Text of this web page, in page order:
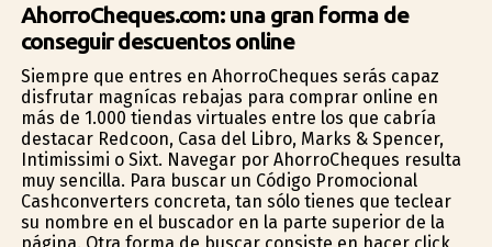
AhorroCheques.com: una gran forma de
conseguir descuentos online
Siempre que entres en AhorroCheques serás capaz
disfrutar magníficas rebajas para comprar online en
más de 1.000 tiendas virtuales entre los que cabría
destacar Redcoon, Casa del Libro, Marks & Spencer,
Intimissimi o Sixt. Navegar por AhorroCheques resulta
muy sencilla. Para buscar un Código Promocional
Cashconverters concreta, tan sólo tienes que teclear
su nombre en el buscador en la parte superior de la
página. Otra forma de buscar consiste en hacer click